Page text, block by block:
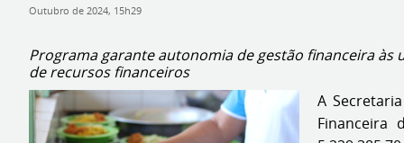
Outubro de 2024, 15h29
Programa garante autonomia de gestão financeira
de recursos financeiros
A
Financeira